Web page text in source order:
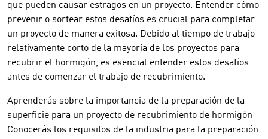
que pueden causar estragos en un proyecto. Entender cómo
prevenir o sortear estos desafíos es crucial para completar
un proyecto de manera exitosa. Debido al tiempo de trabajo
relativamente corto de la mayoría de los proyectos para
recubrir el hormigón, es esencial entender estos desafíos
antes de comenzar el trabajo de recubrimiento.
Aprenderás sobre la importancia de la preparación de la
superficie para un proyecto de recubrimiento de hormigón
Conocerás los requisitos de la industria para la preparación